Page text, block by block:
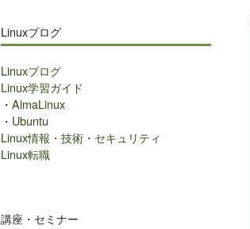
Linuxブログ
Linuxブログ
Linux学習ガイド
・ AlmaLinux
・ Ubuntu
Linux情報・技術・セキュリティ
Linux転職
講座・セミナー